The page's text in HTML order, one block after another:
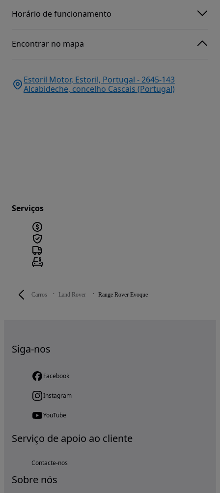
Carros Land Rover Range Rover Evoque
Horário de funcionamento
Encontrar no mapa
Estoril Motor, Estoril, Portugal - 2645-143
Alcabideche, concelho Cascais (Portugal)
Serviços
Siga-nos
Facebook
Instagram
YouTube
Serviço de apoio ao cliente
Contacte-nos
Sobre nós